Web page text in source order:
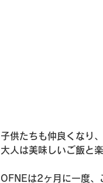
子供たちも仲良くなり
大人は美味しいご飯と
OFNEは2ヶ月に一度、